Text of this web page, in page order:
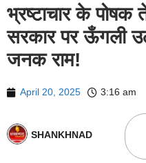
भ्रष्टाचार के पोषक
सरकार पर ऊँगली
जनक राम!
April 20, 2025 3:16 am
SHANKHNAD